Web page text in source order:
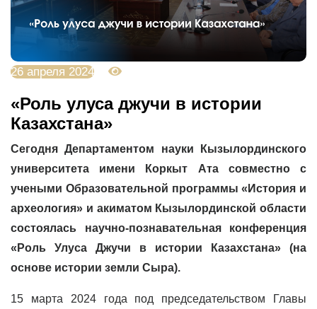
26 апреля 2024
«Роль улуса джучи в истории
Казахстана»
Сегодня Департаментом науки Кызылординского
университета имени Коркыт Ата совместно с
учеными Образовательной программы «История и
археология» и акиматом Кызылординской области
состоялась научно-познавательная конференция
«Роль Улуса Джучи в истории Казахстана» (на
основе истории земли Сыра).
15 марта 2024 года под председательством Главы